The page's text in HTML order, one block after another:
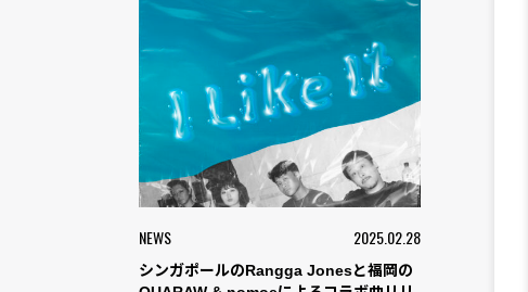
NEWS 2025.02.28
シンガポールのRangga Jonesと福岡の